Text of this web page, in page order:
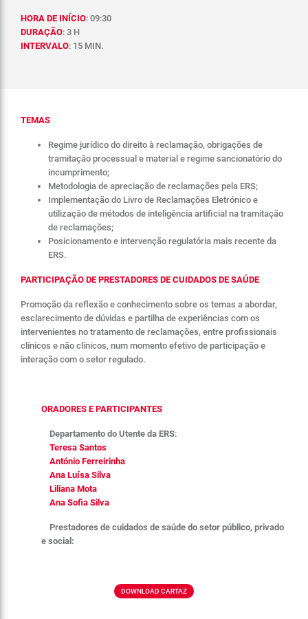
HORA DE INÍCIO: 09:30
DURAÇÃO: 3 H
INTERVALO: 15 MIN.
TEMAS
Regime jurídico do direito à reclamação, obrigações de
tramitação processual e material e regime sancionatório do
incumprimento;
Metodologia de apreciação de reclamações pela ERS;
Implementação do Livro de Reclamações Eletrónico e
utilização de métodos de inteligência artificial na tramitação
de reclamações;
Posicionamento e intervenção regulatória mais recente da
ERS.
PARTICIPAÇÃO DE PRESTADORES DE CUIDADOS DE SAÚDE
Promoção da reflexão e conhecimento sobre os temas a abordar,
esclarecimento de dúvidas e partilha de experiências com os
intervenientes no tratamento de reclamações, entre profissionais
clínicos e não clínicos, num momento efetivo de participação e
interação com o setor regulado.
ORADORES E PARTICIPANTES
Departamento do Utente da ERS:
Teresa Santos
António Ferreirinha
Ana Luísa Silva
Liliana Mota
Ana Sofia Silva
Prestadores de cuidados de saúde do setor público, privado
e social:
DOWNLOAD CARTAZ